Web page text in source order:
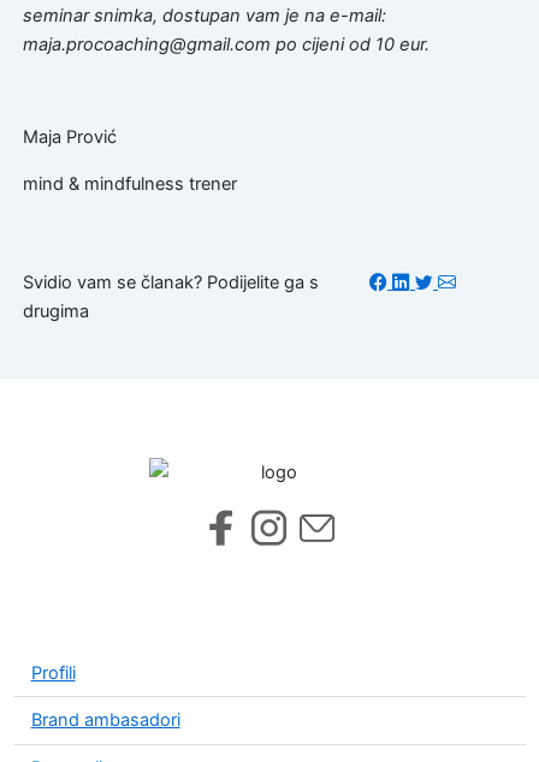
seminar snimka, dostupan vam je na e-mail:
maja.procoaching@gmail.com po cijeni od 10 eur.
Maja Prović
mind & mindfulness trener
Svidio vam se članak? Podijelite ga s
drugima
Profili
Brand ambasadori